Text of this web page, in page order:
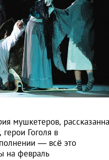
мушкетеров,
Гоголя в
— всё это
на февраль